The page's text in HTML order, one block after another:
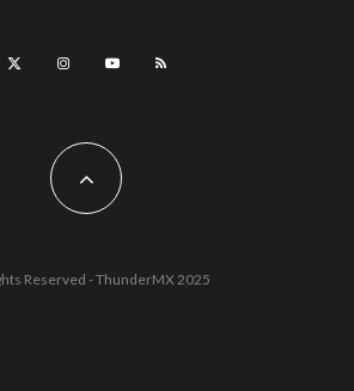
Reserved - ThunderMX 2025